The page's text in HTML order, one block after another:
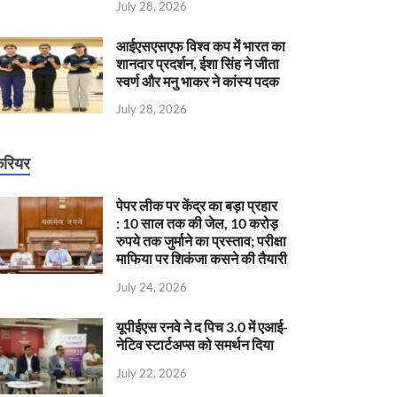
July 28, 2026
आईएसएसएफ विश्व कप में भारत का
शानदार प्रदर्शन, ईशा सिंह ने जीता
स्वर्ण और मनु भाकर ने कांस्य पदक
July 28, 2026
पेपर लीक पर केंद्र का बड़ा प्रहार
: 10 साल तक की जेल, 10 करोड़
रुपये तक जुर्माने का प्रस्ताव; परीक्षा
माफिया पर शिकंजा कसने की तैयारी
July 24, 2026
यूपीईएस रनवे ने द पिच 3.0 में एआई-
नेटिव स्टार्टअप्स को समर्थन दिया
July 22, 2026